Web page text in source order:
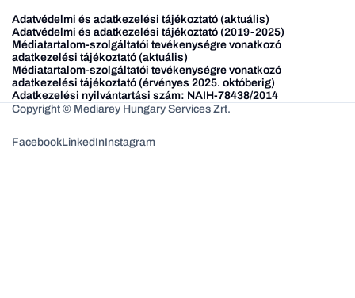
Adatvédelmi és adatkezelési tájékoztató (aktuális)
Adatvédelmi és adatkezelési tájékoztató (2019-2025)
Médiatartalom-szolgáltatói tevékenységre vonatkozó
adatkezelési tájékoztató (aktuális)
Médiatartalom-szolgáltatói tevékenységre vonatkozó
adatkezelési tájékoztató (érvényes 2025. októberig)
Adatkezelési nyilvántartási szám: NAIH-78438/2014
Copyright © Mediarey Hungary Services Zrt.
FacebookLinkedInInstagram